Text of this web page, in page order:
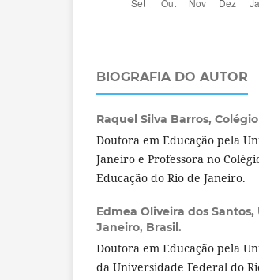
BIOGRAFIA DO AUTOR
Raquel Silva Barros,
Doutora em Educação pela
Janeiro e Professora no
Educação do Rio de Janeiro.
Edmea Oliveira dos Santos,
Janeiro, Brasil.
Doutora em Educação pela
da Universidade Federal do